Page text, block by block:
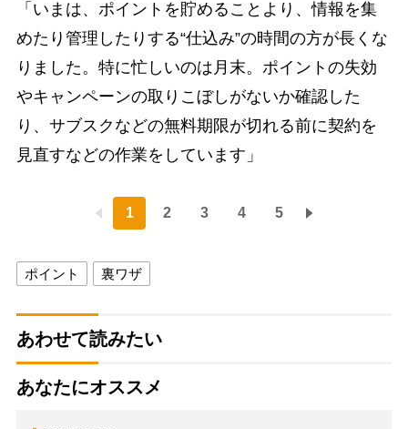
「いまは、ポイントを貯めることより、情報を集
めたり管理したりする“仕込み”の時間の方が長くな
りました。特に忙しいのは月末。ポイントの失効
やキャンペーンの取りこぼしがないか確認した
り、サブスクなどの無料期限が切れる前に契約を
見直すなどの作業をしています」
1 2 3 4 5
ポイント 裏ワザ
あわせて読みたい
あなたにオススメ